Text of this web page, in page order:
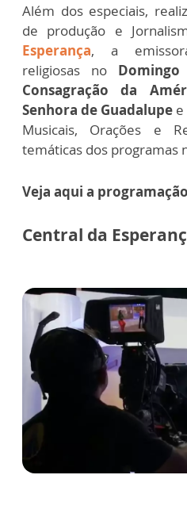
Além dos especiais,
de produção e
Esperança, a
religiosas no
Consagração da
Senhora de Guadalupe e
Musicais, Orações e
temáticas dos programas
Veja aqui a
Central da